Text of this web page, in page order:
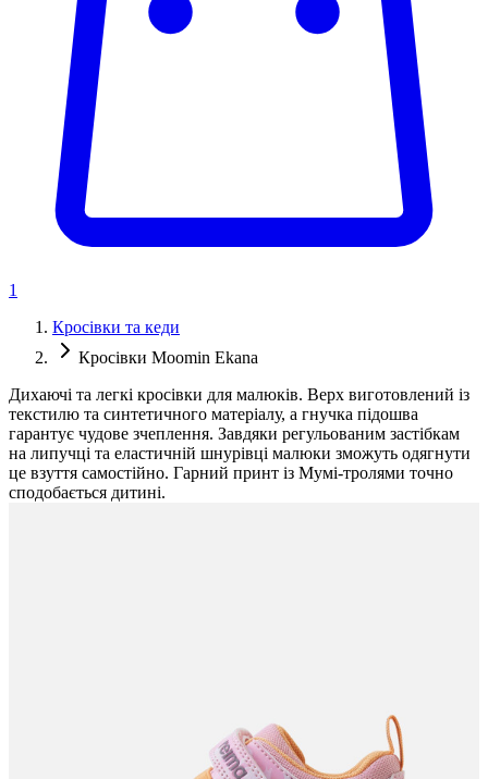
1
Кросівки та кеди
Кросівки Moomin Ekana
Дихаючі та легкі кросівки для малюків. Верх виготовлений із
текстилю та синтетичного матеріалу, а гнучка підошва
гарантує чудове зчеплення. Завдяки регульованим застібкам
на липучці та еластичній шнурівці малюки зможуть одягнути
це взуття самостійно. Гарний принт із Мумі-тролями точно
сподобається дитині.